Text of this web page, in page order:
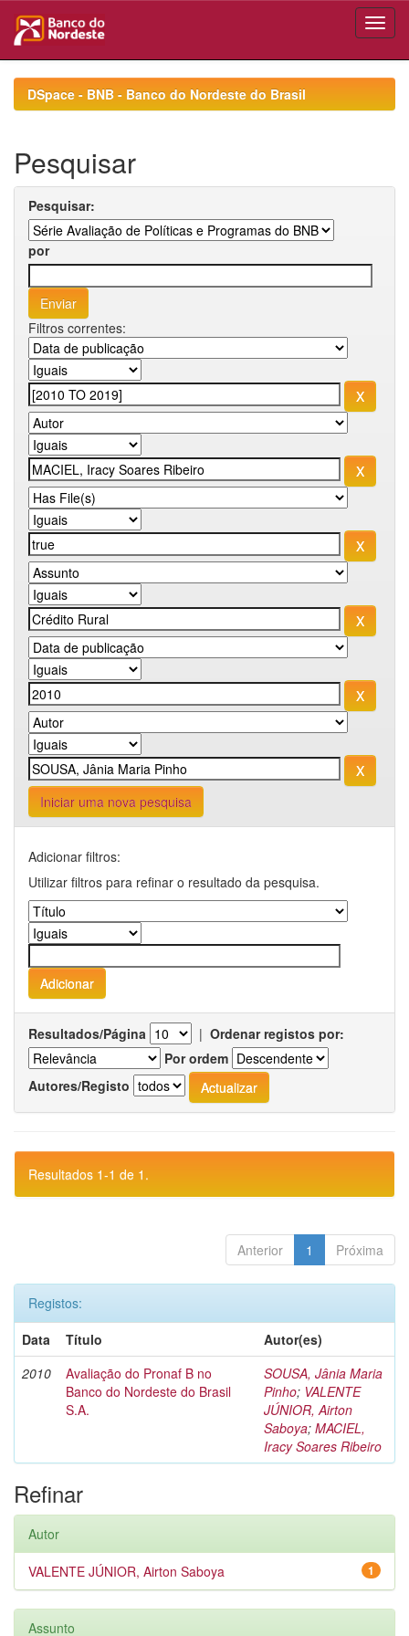
navigationDSpace - BNB - Banco do Nordeste do Brasil
Pesquisar
Pesquisar:
por
Filtros correntes:
Iniciar uma nova pesquisa
Adicionar filtros:
Utilizar filtros para refinar o resultado da pesquisa.
Resultados/Página | Ordenar registos por:
Por ordem
Autores/Registo
Resultados 1-1 de 1.
Anterior 1 Próxima
Registos:
Data
Título
Autor(es)
2010
Avaliação do Pronaf B no
Banco do Nordeste do Brasil
S.A.
SOUSA, Jânia Maria
Pinho; VALENTE
JÚNIOR, Airton
Saboya; MACIEL,
Iracy Soares Ribeiro
Refinar
Autor
1
VALENTE JÚNIOR, Airton Saboya
Assunto